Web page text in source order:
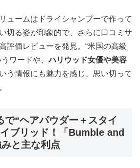
ュームはドライシャンプーで作って
切る姿が印象的で、さらに口コミサ
評価レビューを発見。“米国の高級
ワードや、ハリウッド女優や美容
う情報にも魅力を感じ、思い切って
で“ヘアパウダー＋スタイ
ブリッド！「Bumble and
と主な利点